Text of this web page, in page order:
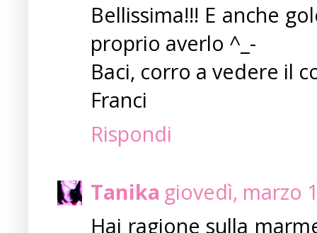
Bellissima!!! E anche
proprio averlo ^_-
Baci, corro a vedere il
Franci
Rispondi
Tanika giovedì, marzo
Hai ragione sulla